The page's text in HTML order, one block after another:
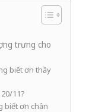
trưng cho
biết ơn thầy
11?
biết ơn chân